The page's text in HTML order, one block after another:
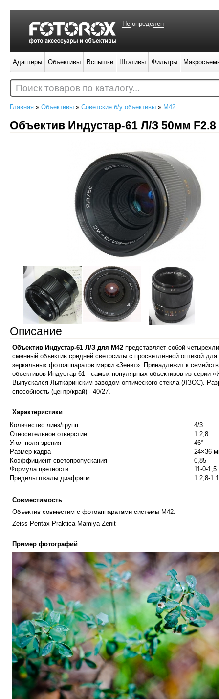
Главная » Объективы » Советские б/у объективы » M42
Объектив Индустар-61 Л/З 50мм F2.8
Описание
Объектив Индустар-61 Л/З для M42 представляет собой
сменный объектив средней светосилы с просветлённой оптикой для
зеркальных фотоаппаратов марки «Зенит». Принадлежит к
объективов Индустар-61 - самых популярных объективов из серии
Выпускался Лыткаринским заводом оптического стекла (ЛЗОС).
способность (центр/край) - 40/27.
Характеристики
Количество линз/групп
4/3
Относительное отверстие
1:2,8
Угол поля зрения
46°
Размер кадра
24×36
Коэффициент светопропускания
0,85
Формула цветности
11-0-1,5
Пределы шкалы диафрагм
1:2,8-
Совместимость
Объектив совместим с фотоаппаратами системы М42:
Zeiss Pentax Praktica Mamiya Zenit
Пример фотографий
Не определен
Адаптеры Объективы Вспышки Штативы Фильтры
Поиск товаров по каталогу...